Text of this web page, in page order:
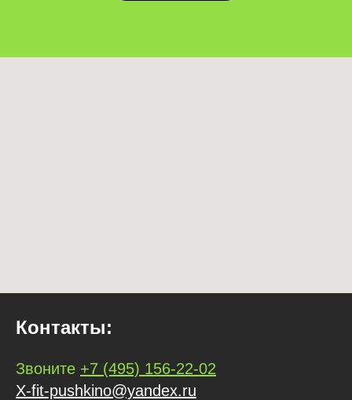
Контакты:
Звоните +7 (495) 156-22-02
X-fit-pushkino@yandex.ru